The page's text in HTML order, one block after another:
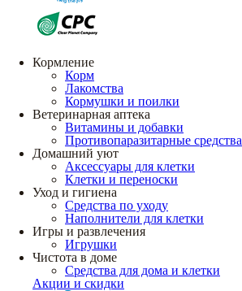
Кормление
Корм
Лакомства
Кормушки и поилки
Ветеринарная аптека
Витамины и добавки
Противопаразитарные средства
Домашний уют
Аксессуары для клетки
Клетки и переноски
Уход и гигиена
Средства по уходу
Наполнители для клетки
Игры и развлечения
Игрушки
Чистота в доме
Средства для дома и клетки
Акции и скидки